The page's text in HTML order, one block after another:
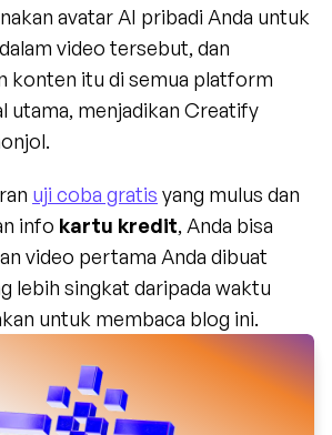
avatar AI pribadi Anda untuk
video tersebut, dan
konten itu di semua platform
utama, menjadikan Creatify
uji coba gratis yang mulus dan
info kartu kredit, Anda bisa
video pertama Anda dibuat
lebih singkat daripada waktu
untuk membaca blog ini.